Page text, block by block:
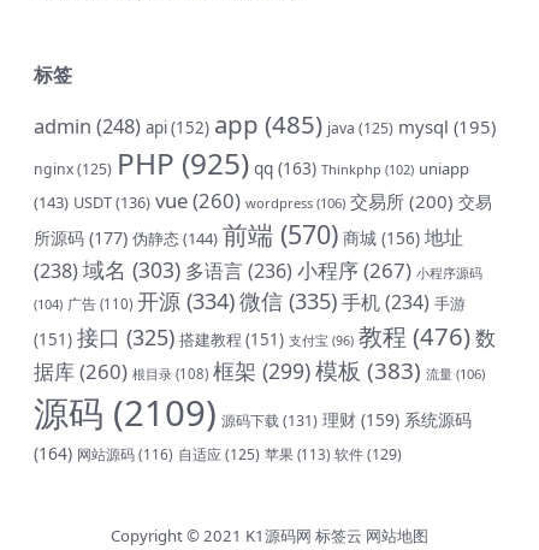
标签
admin (248) api(152) app (485) java (125) mysql (195)
nginx(125) PHP (925) qq (163) Thinkphp (102) uniapp
(143) USDT(136) vue(260) wordpress (106) 交易所 (200) 交易
所源码 (177) 伪静态(144) 前端 (570) 商城 (156) 地址
(238)域名 (303) 多语言(236) 小程序(267) 小程序源码
(104) 广告 (110) 开源 (334)微信 (335)手机(234) 手游
(151) 接口 (325) 搭建教程 (151) 支付宝 (96) 教程 (476)数
据库(260) 根目录 (108) 框架 (299)模板 (383) 流量 (106)
源码 (2109) 源码下载(131) 理财 (159) 系统源码
(164) 网站源码(116) 自适应(125) 苹果 (113) 软件(129)
Copyright © 2021 K1源码网 标签云 网站地图